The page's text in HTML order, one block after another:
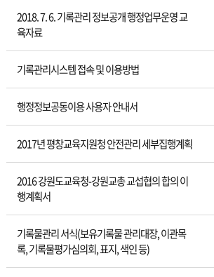
2018. 7. 6. 기록관리 정보공개 행정업무운영 교
육자료
기록관리시스템 접속 및 이용방법
행정정보공동이용 사용자 안내서
2017년 평창교육지원청 안전관리 세부집행계획
2016 강원도교육청-강원교총 교섭협의 합의 이
행계획서
기록물관리 서식(보유기록물 관리대장, 이관목
록, 기록물평가심의회, 표지, 색인 등)